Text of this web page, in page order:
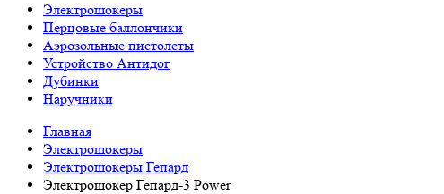
Электрошокеры
Перцовые баллончики
Аэрозольные пистолеты
Устройство Антидог
Дубинки
Наручники
Главная
Электрошокеры
Электрошокеры Гепард
Электрошокер Гепард-3 Power